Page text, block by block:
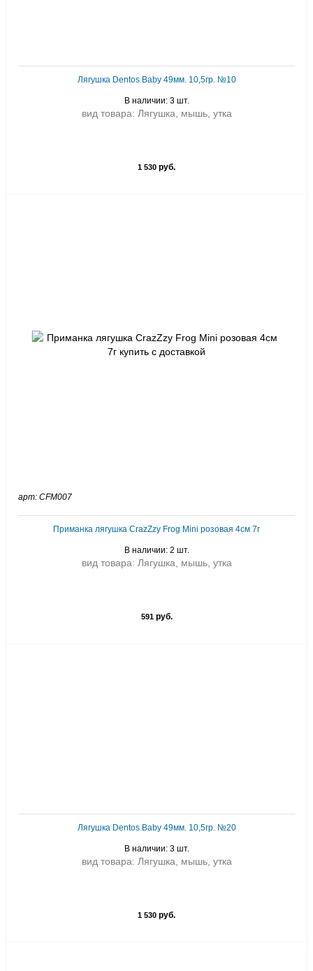
Лягушка Dentos Baby 49мм. 10,5гр. №10
В наличии: 3 шт.
вид товара: Лягушка, мышь, утка
1 530 руб.
арт: CFM007
Приманка лягушка CrazZzy Frog Mini розовая 4см 7г
В наличии: 2 шт.
вид товара: Лягушка, мышь, утка
591руб.
Лягушка Dentos Baby 49мм. 10,5гр. №20
В наличии: 3 шт.
вид товара: Лягушка, мышь, утка
1 530 руб.